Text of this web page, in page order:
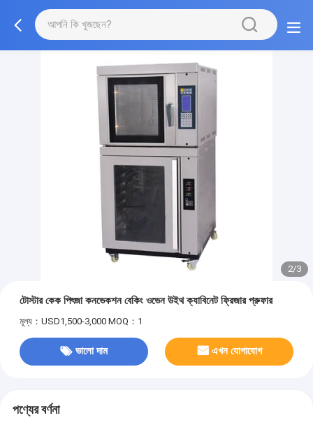
2/3
টোস্টার কেক পিৎজা কনভেকশন বেকিং ওভেন উইথ ক্যাবিনেট ফ্রিজার প্রুফার
মূল্য：USD1,500-3,000 MOQ：1
ভালো দাম এখন যোগাযোগ
পণ্যের বর্ণনা